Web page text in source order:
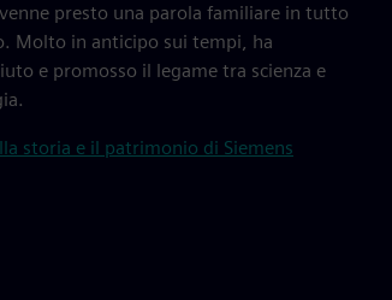
presto una parola familiare in tutto
Molto in anticipo sui tempi, ha
e promosso il legame tra scienza e
storia e il patrimonio di Siemens